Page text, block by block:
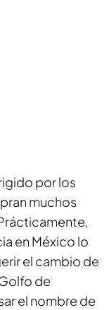
por los
muchos
en México lo
el cambio de
de
el nombre de